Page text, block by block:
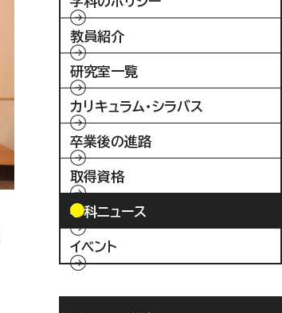
教員紹介
研究室一覧
カリキュラム・シラバス
卒業後の進路
取得資格
学科ニュース
イベント